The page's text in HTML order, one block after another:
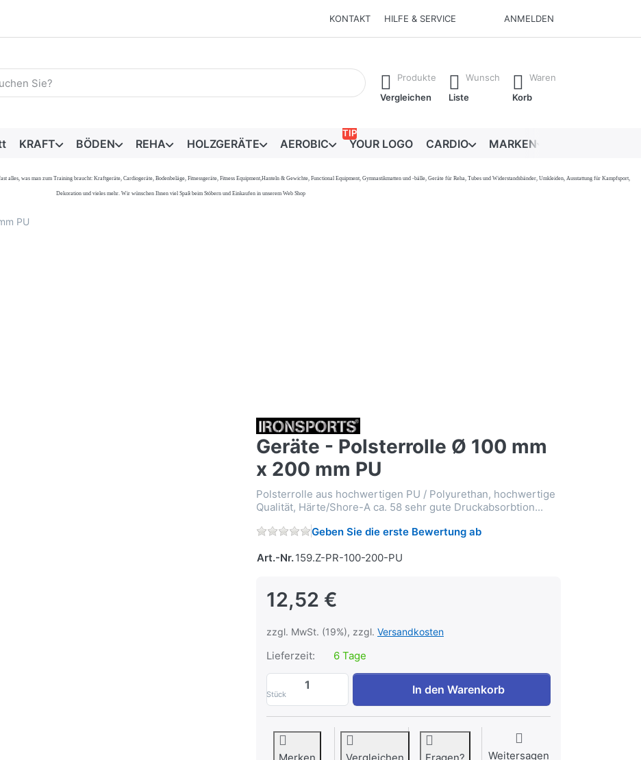
KONTAKT HILFE & SERVICE ANMELDEN
Suchbegriff ein. Während Sie tippen, erscheinen automatisch erste Ergebnisse. Drücken Sie die Eingabetaste, um alle Ergebnisse
Produkte
Vergleichen
Wunsch
Liste
Waren
Korb
KRAFT BÖDEN REHA HOLZGERÄTE AEROBIC YOUR LOGO
TIP
CARDIO MARKEN
alles, was man zum Training braucht: Kraftgeräte, Cardiogeräte, Bodenbeläge, Fitnessgeräte, Fitness Equipment,Hanteln & Gewichte, Functional Equipment, Gymnastikmatten und -bälle, Geräte für Reha, Tubes und Widerstandsbänder, Umkleiden, Ausstattung für Kampfsport,
Dekoration und vieles mehr. Wir wünschen Ihnen viel Spaß beim Stöbern und Einkaufen in unserem Web Shop
PU
Geräte - Polsterrolle Ø 100 mm
x 200 mm PU
Polsterrolle aus hochwertigen PU / Polyurethan, hochwertige
Qualität, Härte/Shore-A ca. 58 sehr gute Druckabsorbtion...
Geben Sie die erste Bewertung ab
Art.-Nr.159.Z-PR-100-200-PU
12,52 €
zzgl. MwSt. (19%), zzgl. Versandkosten
Lieferzeit: 6 Tage
Stück
Geräte - Polsterrolle Ø 100 mm x 200 mm PU zu 12,52 €,
In den Warenkorb
Weitersagen